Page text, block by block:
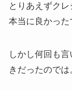
とりあえずク
本当に良かった
しかし何回も
きだったのでは